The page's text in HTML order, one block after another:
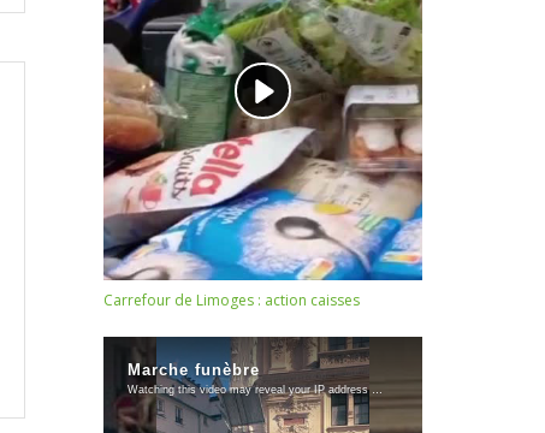
Carrefour de Limoges : action caisses